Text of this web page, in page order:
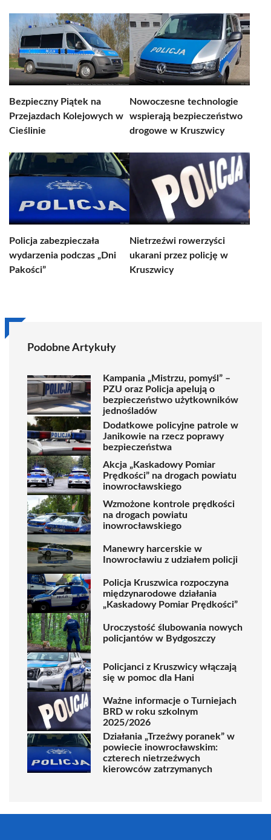
Bezpieczny Piątek na
Przejazdach Kolejowych w
Cieślinie
Nowoczesne technologie
wspierają bezpieczeństwo
drogowe w Kruszwicy
Policja zabezpieczała
wydarzenia podczas „Dni
Pakości”
Nietrzeźwi rowerzyści
ukarani przez policję w
Kruszwicy
Podobne Artykuły
Kampania „Mistrzu, pomyśl” –
PZU oraz Policja apelują o
bezpieczeństwo użytkowników
jednośladów
Dodatkowe policyjne patrole w
Janikowie na rzecz poprawy
bezpieczeństwa
Akcja „Kaskadowy Pomiar
Prędkości” na drogach powiatu
inowrocławskiego
Wzmożone kontrole prędkości
na drogach powiatu
inowrocławskiego
Manewry harcerskie w
Inowrocławiu z udziałem policji
Policja Kruszwica rozpoczyna
międzynarodowe działania
„Kaskadowy Pomiar Prędkości”
Uroczystość ślubowania nowych
policjantów w Bydgoszczy
Policjanci z Kruszwicy włączają
się w pomoc dla Hani
Ważne informacje o Turniejach
BRD w roku szkolnym
2025/2026
Działania „Trzeźwy poranek” w
powiecie inowrocławskim:
czterech nietrzeźwych
kierowców zatrzymanych